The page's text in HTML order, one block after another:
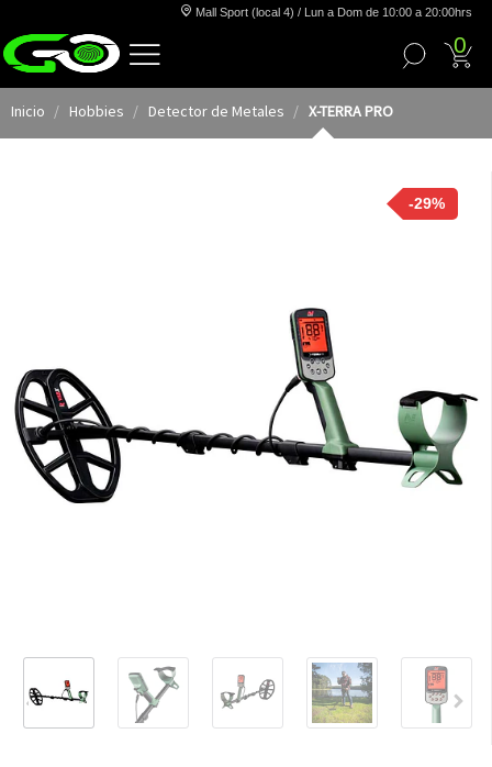
Mall Sport (local 4) / Lun a Dom de 10:00 a 20:00hrs
0
Inicio Hobbies Detector de Metales X-TERRA PRO
-29%